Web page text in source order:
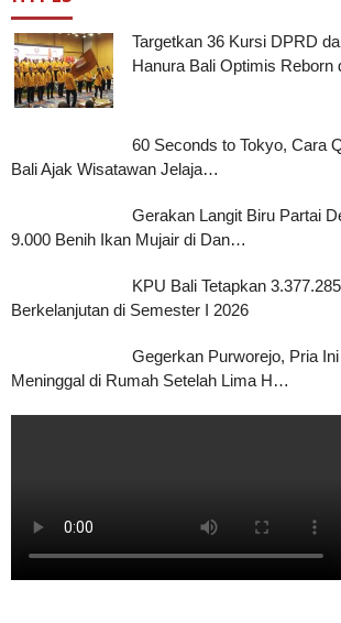
Targetkan 36 Kursi DPRD
Hanura Bali Optimis
60 Seconds to Tokyo, Cara
Bali Ajak Wisatawan Jelaja…
Gerakan Langit Biru Partai
9.000 Benih Ikan Mujair di Dan…
KPU Bali Tetapkan
Berkelanjutan di Semester I 2026
Gegerkan Purworejo, Pria
Meninggal di Rumah Setelah Lima H…